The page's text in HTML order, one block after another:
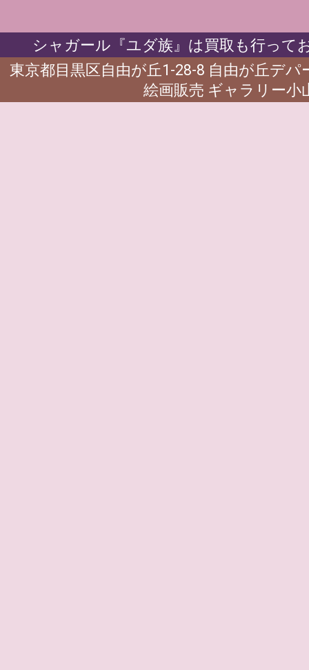
シャガール『ユダ族』は買取も行って
東京都目黒区自由が丘1-28-8 自由が丘デ
絵画販売 ギャラリー小